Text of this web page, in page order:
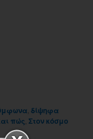
,δίψηφα
πώς ,Στον κόσμο